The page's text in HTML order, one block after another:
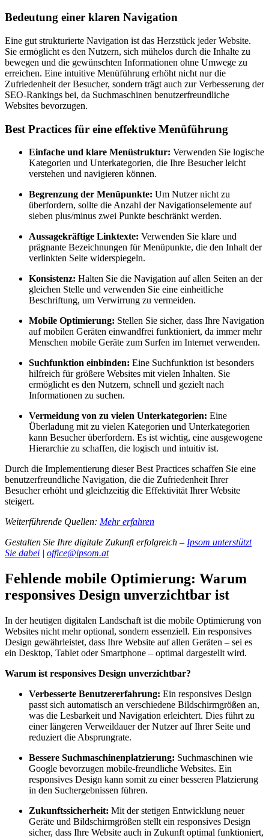
Bedeutung einer klaren Navigation
Eine gut strukturierte Navigation ist das Herzstück jeder Website.
Sie ermöglicht es den Nutzern, sich mühelos durch die Inhalte zu
bewegen und die gewünschten Informationen ohne Umwege zu
erreichen. Eine intuitive Menüführung erhöht nicht nur die
Zufriedenheit der Besucher, sondern trägt auch zur Verbesserung der
SEO-Rankings bei, da Suchmaschinen benutzerfreundliche
Websites bevorzugen.
Best Practices für eine effektive Menüführung
Einfache und klare Menüstruktur: Verwenden Sie logische
Kategorien und Unterkategorien, die Ihre Besucher leicht
verstehen und navigieren können.
Begrenzung der Menüpunkte: Um Nutzer nicht zu
überfordern, sollte die Anzahl der Navigationselemente auf
sieben plus/minus zwei Punkte beschränkt werden.
Aussagekräftige Linktexte: Verwenden Sie klare und
prägnante Bezeichnungen für Menüpunkte, die den Inhalt der
verlinkten Seite widerspiegeln.
Konsistenz: Halten Sie die Navigation auf allen Seiten an der
gleichen Stelle und verwenden Sie eine einheitliche
Beschriftung, um Verwirrung zu vermeiden.
Mobile Optimierung: Stellen Sie sicher, dass Ihre Navigation
auf mobilen Geräten einwandfrei funktioniert, da immer mehr
Menschen mobile Geräte zum Surfen im Internet verwenden.
Suchfunktion einbinden: Eine Suchfunktion ist besonders
hilfreich für größere Websites mit vielen Inhalten. Sie
ermöglicht es den Nutzern, schnell und gezielt nach
Informationen zu suchen.
Vermeidung von zu vielen Unterkategorien: Eine
Überladung mit zu vielen Kategorien und Unterkategorien
kann Besucher überfordern. Es ist wichtig, eine ausgewogene
Hierarchie zu schaffen, die logisch und intuitiv ist.
Durch die Implementierung dieser Best Practices schaffen Sie eine
benutzerfreundliche Navigation, die die Zufriedenheit Ihrer
Besucher erhöht und gleichzeitig die Effektivität Ihrer Website
steigert.
Weiterführende Quellen: Mehr erfahren
Gestalten Sie Ihre digitale Zukunft erfolgreich – Ipsom unterstützt
Sie dabei | office@ipsom.at
Fehlende mobile Optimierung: Warum
responsives Design unverzichtbar ist
In der heutigen digitalen Landschaft ist die mobile Optimierung von
Websites nicht mehr optional, sondern essenziell. Ein responsives
Design gewährleistet, dass Ihre Website auf allen Geräten – sei es
ein Desktop, Tablet oder Smartphone – optimal dargestellt wird.
Warum ist responsives Design unverzichtbar?
Verbesserte Benutzererfahrung: Ein responsives Design
passt sich automatisch an verschiedene Bildschirmgrößen an,
was die Lesbarkeit und Navigation erleichtert. Dies führt zu
einer längeren Verweildauer der Nutzer auf Ihrer Seite und
reduziert die Absprungrate.
Bessere Suchmaschinenplatzierung: Suchmaschinen wie
Google bevorzugen mobile-freundliche Websites. Ein
responsives Design kann somit zu einer besseren Platzierung
in den Suchergebnissen führen.
Zukunftssicherheit: Mit der stetigen Entwicklung neuer
Geräte und Bildschirmgrößen stellt ein responsives Design
sicher, dass Ihre Website auch in Zukunft optimal funktioniert,